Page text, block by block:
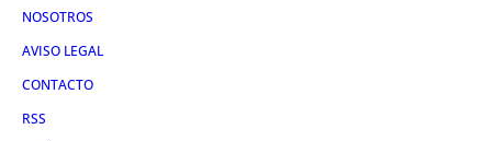
NOSOTROS
AVISO LEGAL
CONTACTO
RSS